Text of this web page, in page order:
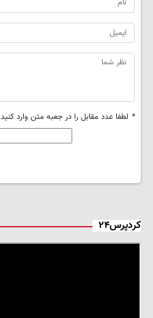
* لطفا عدد مقابل را در جعبه متن وارد کنید
کردپرس۲۴